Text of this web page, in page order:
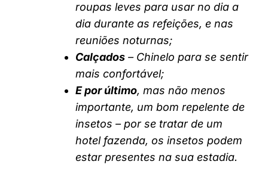
roupas leves para usar no dia a
dia durante as refeições, e nas
reuniões noturnas;
Calçados – Chinelo para se sentir
mais confortável;
E por último, mas não menos
importante, um bom repelente de
insetos – por se tratar de um
hotel fazenda, os insetos podem
estar presentes na sua estadia.